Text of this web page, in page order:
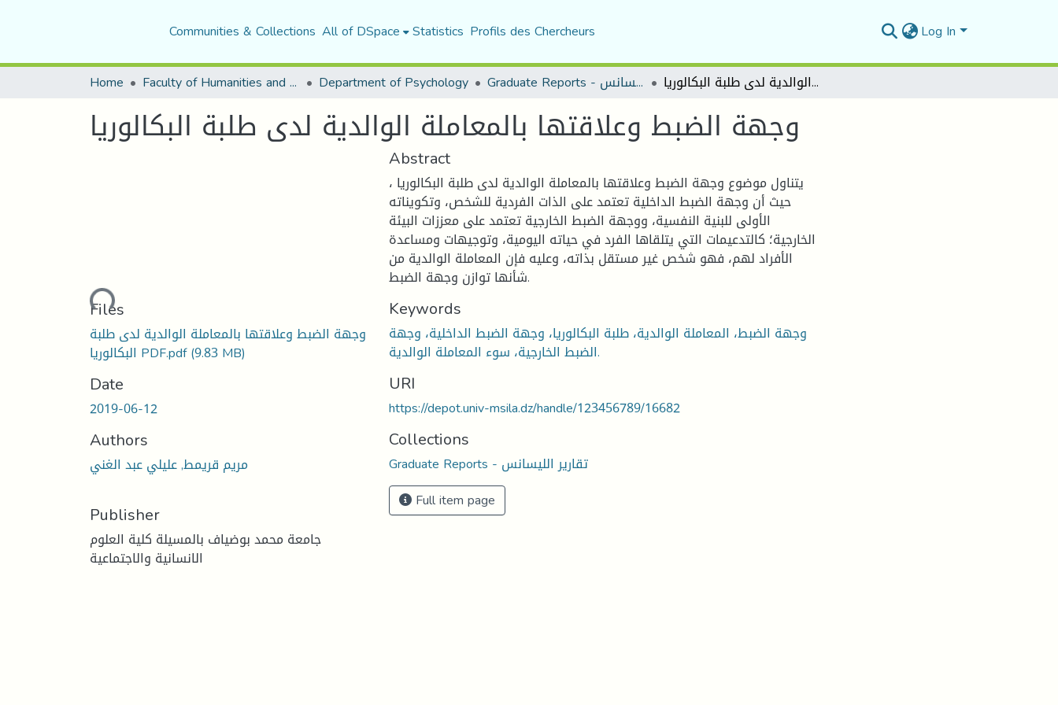
Communities & Collections All of DSpace Statistics Profils des Chercheurs Log In
Home Faculty of Humanities and Social Sciences Department of Psychology Graduate Reports - تقارير الليسانس وجهة الضبط وعلاقتها بالمعاملة الوالدية لدى طلبة البكالوريا
وجهة الضبط وعلاقتها بالمعاملة الوالدية لدى طلبة البكالوريا
Loading...
Files
وجهة الضبط وعلاقتها بالمعاملة الوالدية لدى طلبة
البكالوريا PDF.pdf(9.83 MB)
Date
2019-06-12
Authors
مريم قريمط, عليلي عبد الغني
Publisher
جامعة محمد بوضياف بالمسيلة كلية العلوم
الانسانية والاجتماعية
Abstract
يتناول موضوع وجهة الضبط وعلاقتها بالمعاملة الوالدية لدى طلبة البكالوريا ،
حيث أن وجهة الضبط الداخلية تعتمد على الذات الفردية للشخص، وتكويناته
الأولى للبنية النفسية، ووجهة الضبط الخارجية تعتمد على معززات البيئة
الخارجية؛ كالتدعيمات التي يتلقاها الفرد في حياته اليومية، وتوجيهات ومساعدة
الأفراد لهم، فهو شخص غير مستقل بذاته، وعليه فإن المعاملة الوالدية من
شأنها توازن وجهة الضبط.
Keywords
وجهة الضبط، المعاملة الوالدية، طلبة البكالوريا، وجهة الضبط الداخلية، وجهة
الضبط الخارجية، سوء المعاملة الوالدية.
URI
https://depot.univ-msila.dz/handle/123456789/16682
Collections
Graduate Reports - تقارير الليسانس
Full item page